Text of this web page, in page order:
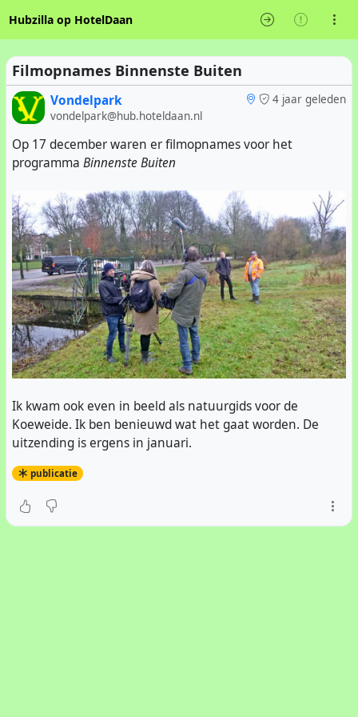
Hubzilla op HotelDaan
Filmopnames Binnenste Buiten
4 jaar geleden
Vondelpark
vondelpark@hub.hoteldaan.nl
Op 17 december waren er filmopnames voor het
programma Binnenste Buiten
Ik kwam ook even in beeld als natuurgids voor de
Koeweide. Ik ben benieuwd wat het gaat worden. De
uitzending is ergens in januari.
publicatie